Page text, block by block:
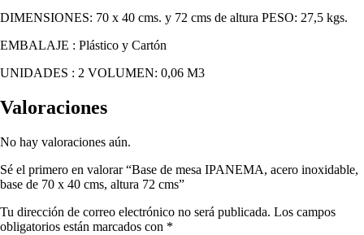
DIMENSIONES: 70 x 40 cms. y 72 cms de altura PESO: 27,5 kgs.
EMBALAJE : Plástico y Cartón
UNIDADES : 2 VOLUMEN: 0,06 M3
Valoraciones
No hay valoraciones aún.
Sé el primero en valorar “Base de mesa IPANEMA, acero inoxidable,
base de 70 x 40 cms, altura 72 cms”
Tu dirección de correo electrónico no será publicada. Los campos
obligatorios están marcados con *